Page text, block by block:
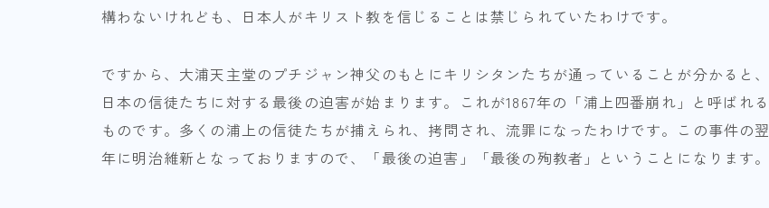
構わないけれども、日本人がキリスト教を信じることは禁じられていたわけです。
ですから、大浦天主堂のプチジャン神父のもとにキリシタンたちが通っていることが分かると、
日本の信徒たちに対する最後の迫害が始まります。これが1867年の「浦上四番崩れ」と呼ばれる
ものです。多くの浦上の信徒たちが捕えられ、拷問され、流罪になったわけです。この事件の翌
年に明治維新となっておりますので、「最後の迫害」「最後の殉教者」ということになります。